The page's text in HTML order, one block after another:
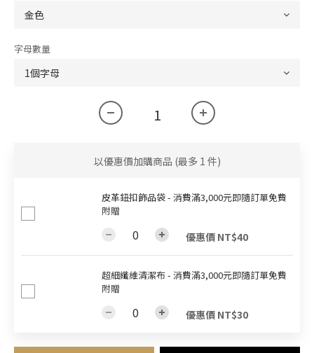
字母數量
以優惠價加購商品 (最多 1 件)
皮革鈕扣飾品袋 - 消費滿3,000元即隨訂單免費
附贈
優惠價 NT$40
超細纖維清潔布 - 消費滿3,000元即隨訂單免費
附贈
優惠價 NT$30